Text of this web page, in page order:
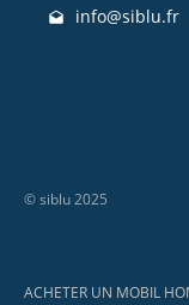
info@siblu.fr
© siblu 2025
ACHETER UN MOBIL